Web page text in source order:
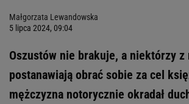
Małgorzata Lewandowska
5 lipca 2024, 09:04
Oszustów nie brakuje, a niektórzy z
postanawiają obrać sobie za cel
mężczyzna notorycznie okradał